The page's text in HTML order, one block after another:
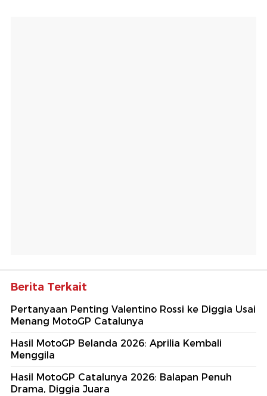
Berita Terkait
Pertanyaan Penting Valentino Rossi ke Diggia Usai
Menang MotoGP Catalunya
Hasil MotoGP Belanda 2026: Aprilia Kembali
Menggila
Hasil MotoGP Catalunya 2026: Balapan Penuh
Drama, Diggia Juara